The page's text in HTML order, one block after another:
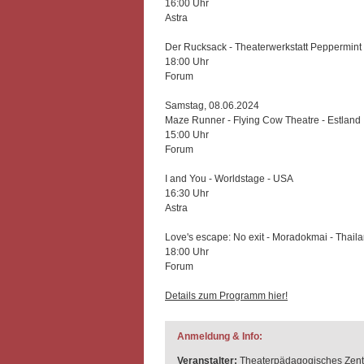
16:00 Uhr
Astra
Der Rucksack - Theaterwerkstatt Peppermint
18:00 Uhr
Forum
Samstag, 08.06.2024
Maze Runner - Flying Cow Theatre - Estland
15:00 Uhr
Forum
I and You - Worldstage - USA
16:30 Uhr
Astra
Love's escape: No exit - Moradokmai -
18:00 Uhr
Forum
Details zum Programm hier!
Anmeldung & Info:
Veranstalter: Theaterpädagogisches